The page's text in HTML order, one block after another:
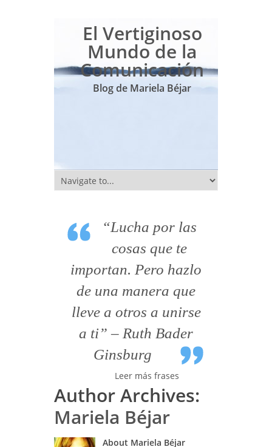
El Vertiginoso
Mundo de la
Comunicación
Blog de Mariela Béjar
“Lucha por las
cosas que te
importan. Pero hazlo
de una manera que
lleve a otros a unirse
a ti” – Ruth Bader
Ginsburg
Leer más frases
Author Archives:
Mariela Béjar
About Mariela Béjar